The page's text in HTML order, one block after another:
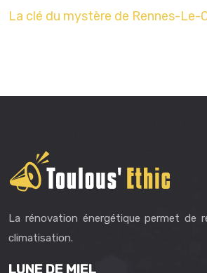
La clé du mystère de Rennes-Le-
La rénovation énergétique permet de
climatisation.
LUNE DE MIEL